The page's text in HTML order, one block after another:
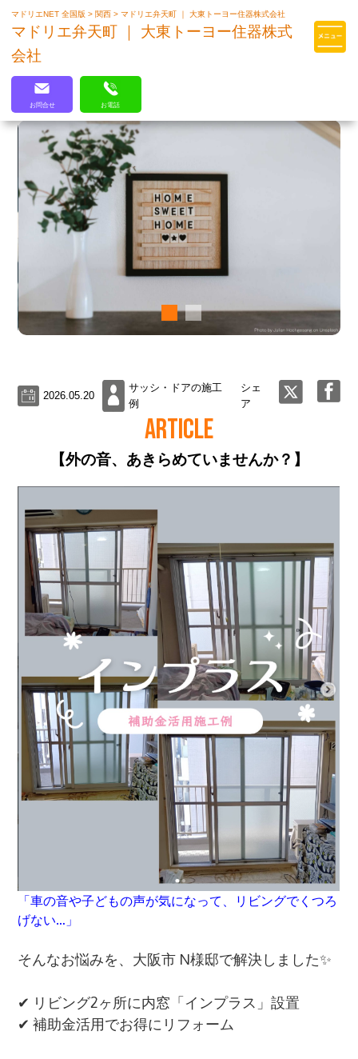
マドリエはLIXILの厳しい基準を
クリアした住まいのプロ集団です
マドリエNET 全国版> 関西>マドリエ弁天町 ｜ 大東トーヨー住器株式会社
マドリエ弁天町 ｜ 大東トーヨー住器株式
会社
お問合せ お電話
2026.05.20
サッシ・ドアの施工
例
シェ
ア
ARTICLE
【外の音、あきらめていませんか？】